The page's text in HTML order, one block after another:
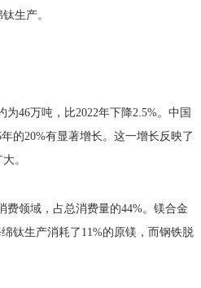
生产。
为46万吨，比2022年下降2.5%。中国
的20%有显著增长。这一增长反映了
。
费领域，占总消费量的44%。镁合金
钛生产消耗了11%的原镁，而钢铁脱